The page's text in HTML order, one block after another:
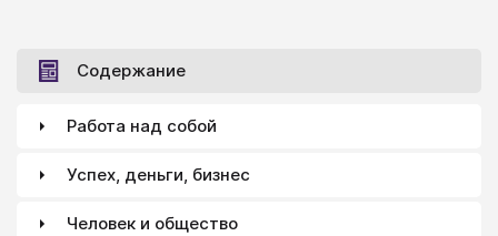
Содержание
Работа над собой
Успех, деньги, бизнес
Человек и общество